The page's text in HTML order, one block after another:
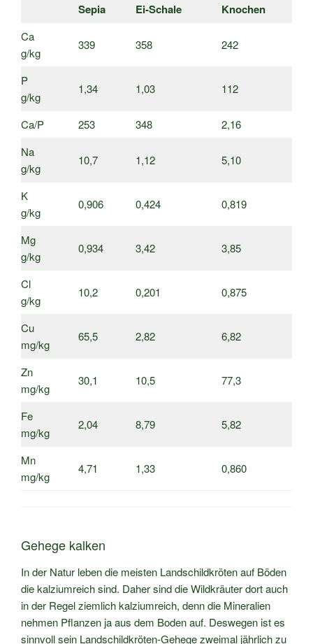
Sepia Ei-Schale Knochen
Ca
g/kg
339 358 242
P
g/kg
1,34 1,03 112
Ca/P 253 348
2,16
Na
g/kg
10,7 1,12 5,10
K
g/kg
0,906 0,424 0,819
Mg
g/kg
0,934 3,42 3,85
Cl
g/kg
10,2 0,201 0,875
Cu
mg/kg
65,5 2,82 6,82
Zn
mg/kg
30,1 10,5 77,3
Fe
mg/kg
2,04 8,79 5,82
Mn
mg/kg
4,71 1,33 0,860
Gehege kalken
In der Natur leben die meisten Landschildkröten auf Böden
die kalziumreich sind. Daher sind die Wildkräuter dort auch
in der Regel ziemlich kalziumreich, denn die Mineralien
nehmen Pflanzen ja aus dem Boden auf. Deswegen ist es
sinnvoll sein Landschildkröten-Gehege zweimal jährlich zu